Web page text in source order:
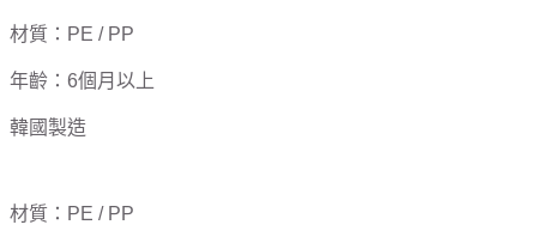
材質：PE / PP
年齡：6個月以上
韓國製造
材質：PE / PP